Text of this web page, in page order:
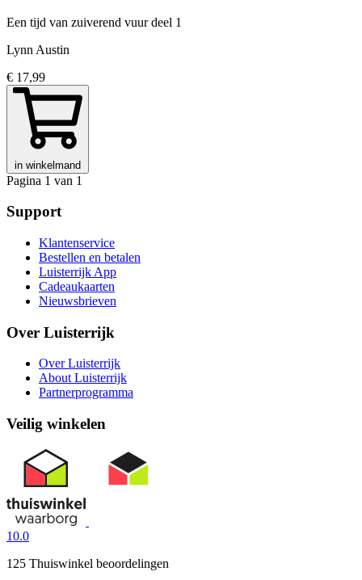
Een tijd van zuiverend vuurdeel 1
Lynn Austin
€ 17,99
in winkelmand
Pagina 1 van 1
Support
Klantenservice
Bestellen en betalen
Luisterrijk App
Cadeaukaarten
Nieuwsbrieven
Over Luisterrijk
Over Luisterrijk
About Luisterrijk
Partnerprogramma
Veilig winkelen
10.0
125 Thuiswinkel beoordelingen